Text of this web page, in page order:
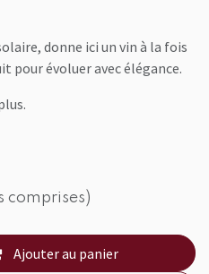
donne ici un vin à la fois
pour évoluer avec élégance.
comprises)
Ajouter au panier